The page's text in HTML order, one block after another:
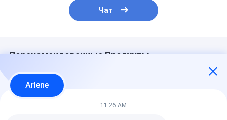
Чат
Порекомендованные Продукты
Arlene
11:26 AM